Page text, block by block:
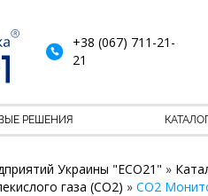
+38 (067) 711-21-
21
РЕШЕНИЯ
Украины "ECO21" »
газа (СО2) » СО2